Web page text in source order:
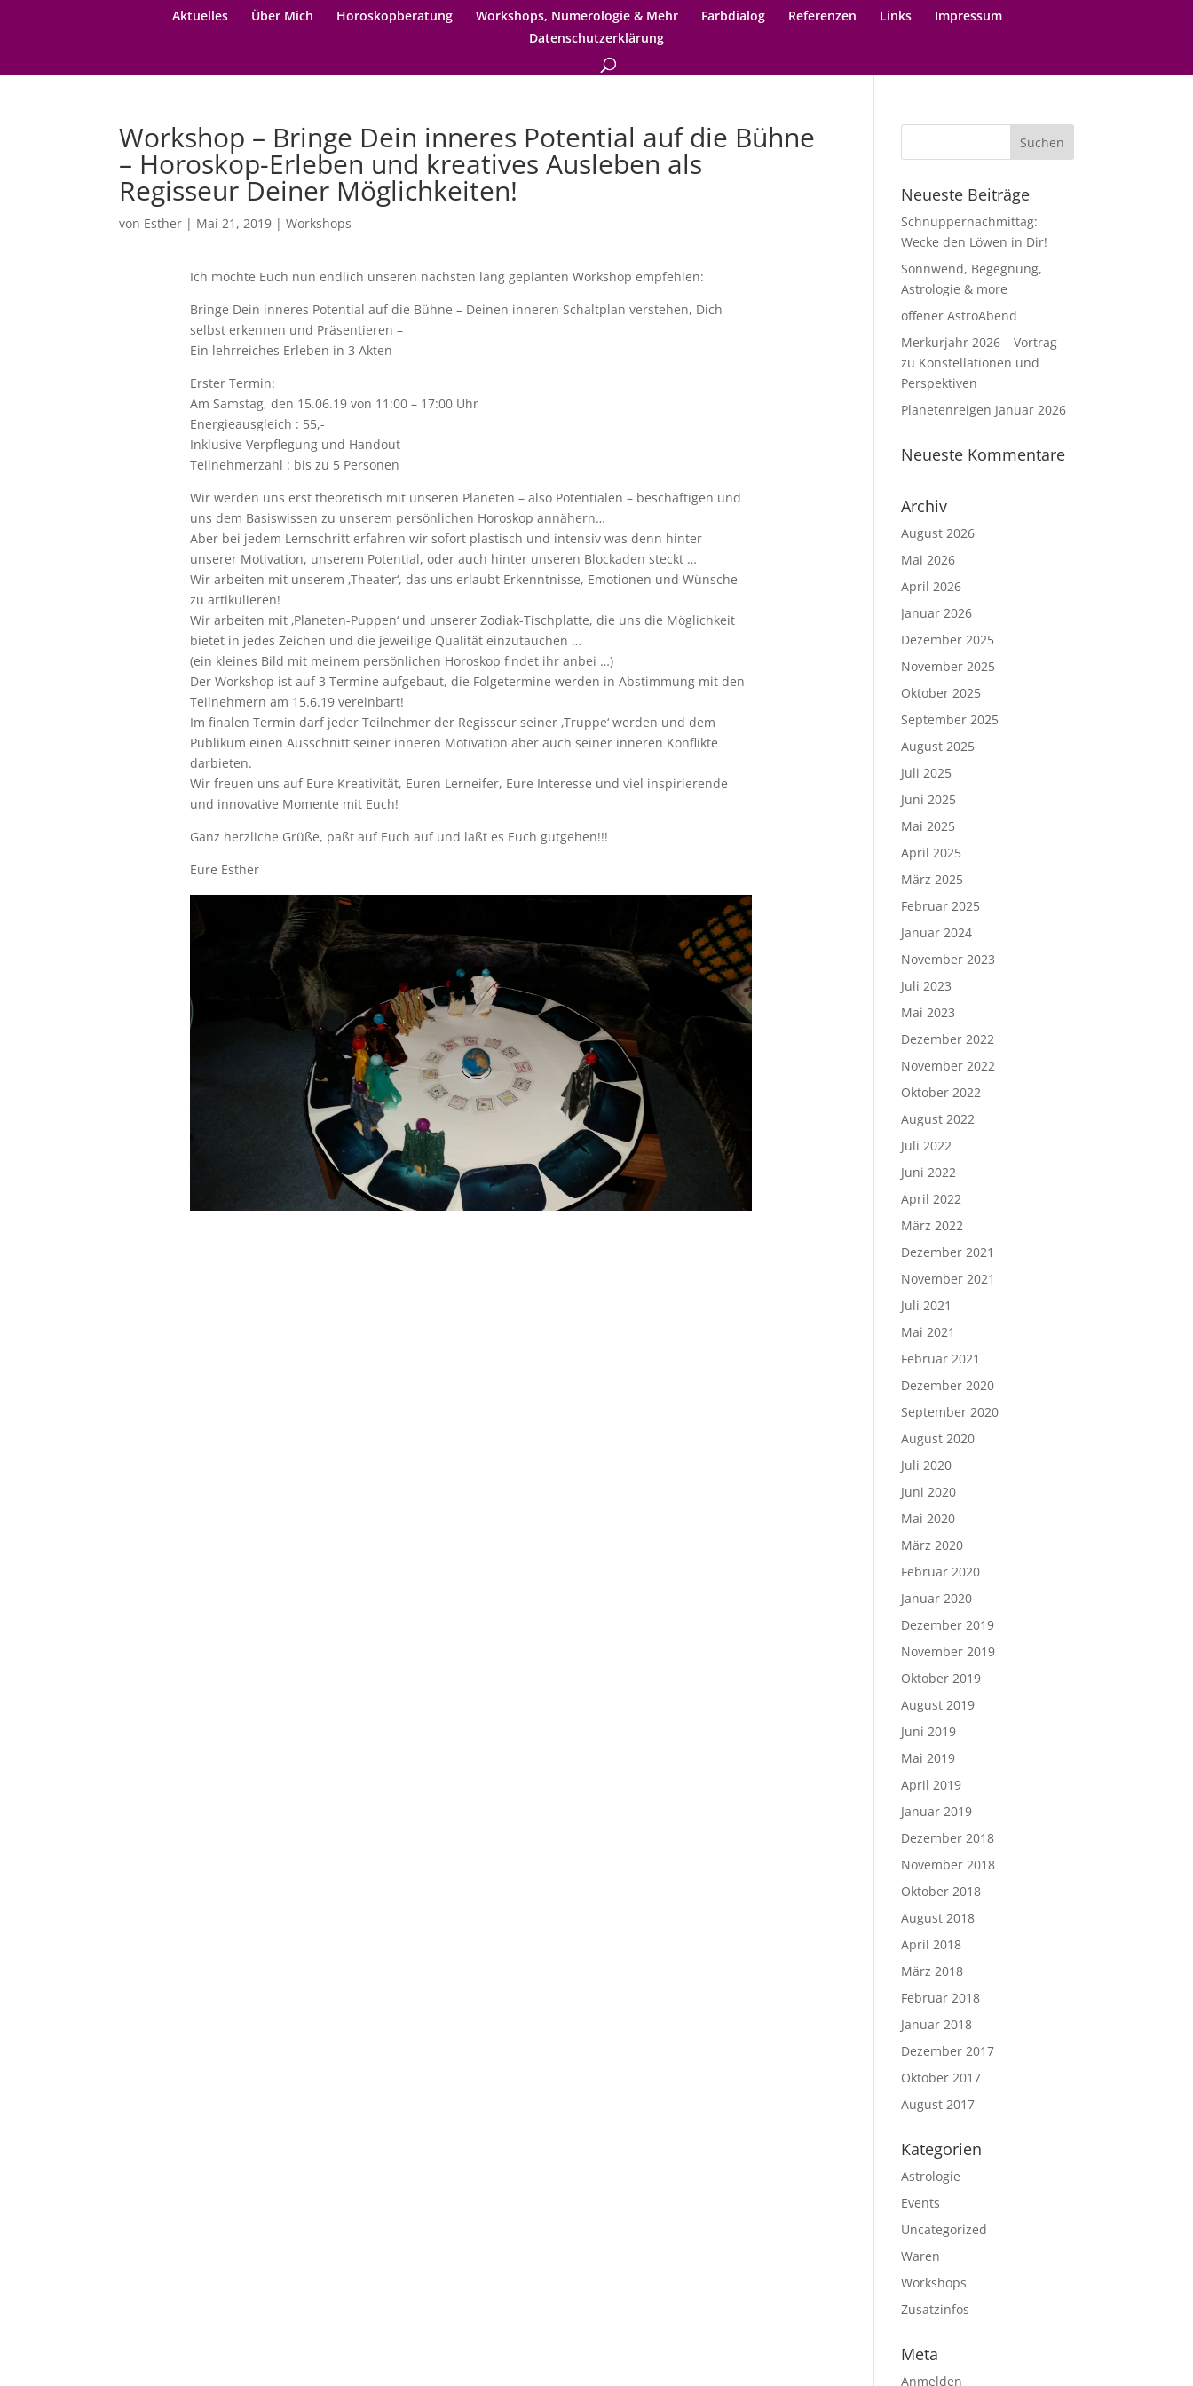
Aktuelles Über Mich Horoskopberatung Workshops, Numerologie & Mehr Farbdialog Referenzen Links
Impressum
Datenschutzerklärung
Workshop – Bringe Dein inneres Potential auf die Bühne
– Horoskop-Erleben und kreatives Ausleben als
Regisseur Deiner Möglichkeiten!
von Esther | Mai 21, 2019 |Workshops
Ich möchte Euch nun endlich unseren nächsten lang geplanten Workshop empfehlen:
Bringe Dein inneres Potential auf die Bühne – Deinen inneren Schaltplan verstehen, Dich
selbst erkennen und Präsentieren –
Ein lehrreiches Erleben in 3 Akten
Erster Termin:
Am Samstag, den 15.06.19 von 11:00 – 17:00 Uhr
Energieausgleich : 55,-
Inklusive Verpflegung und Handout
Teilnehmerzahl : bis zu 5 Personen
Wir werden uns erst theoretisch mit unseren Planeten – also Potentialen – beschäftigen und
uns dem Basiswissen zu unserem persönlichen Horoskop annähern…
Aber bei jedem Lernschritt erfahren wir sofort plastisch und intensiv was denn hinter
unserer Motivation, unserem Potential, oder auch hinter unseren Blockaden steckt …
Wir arbeiten mit unserem ‚Theater‘, das uns erlaubt Erkenntnisse, Emotionen und Wünsche
zu artikulieren!
Wir arbeiten mit ‚Planeten-Puppen‘ und unserer Zodiak-Tischplatte, die uns die Möglichkeit
bietet in jedes Zeichen und die jeweilige Qualität einzutauchen …
(ein kleines Bild mit meinem persönlichen Horoskop findet ihr anbei …)
Der Workshop ist auf 3 Termine aufgebaut, die Folgetermine werden in Abstimmung mit den
Teilnehmern am 15.6.19 vereinbart!
Im finalen Termin darf jeder Teilnehmer der Regisseur seiner ‚Truppe‘ werden und dem
Publikum einen Ausschnitt seiner inneren Motivation aber auch seiner inneren Konflikte
darbieten.
Wir freuen uns auf Eure Kreativität, Euren Lerneifer, Eure Interesse und viel inspirierende
und innovative Momente mit Euch!
Ganz herzliche Grüße, paßt auf Euch auf und laßt es Euch gutgehen!!!
Eure Esther
Neueste Beiträge
Schnuppernachmittag:
Wecke den Löwen in Dir!
Sonnwend, Begegnung,
Astrologie & more
offener AstroAbend
Merkurjahr 2026 – Vortrag
zu Konstellationen und
Perspektiven
Planetenreigen Januar 2026
Neueste Kommentare
Archiv
August 2026
Mai 2026
April 2026
Januar 2026
Dezember 2025
November 2025
Oktober 2025
September 2025
August 2025
Juli 2025
Juni 2025
Mai 2025
April 2025
März 2025
Februar 2025
Januar 2024
November 2023
Juli 2023
Mai 2023
Dezember 2022
November 2022
Oktober 2022
August 2022
Juli 2022
Juni 2022
April 2022
März 2022
Dezember 2021
November 2021
Juli 2021
Mai 2021
Februar 2021
Dezember 2020
September 2020
August 2020
Juli 2020
Juni 2020
Mai 2020
März 2020
Februar 2020
Januar 2020
Dezember 2019
November 2019
Oktober 2019
August 2019
Juni 2019
Mai 2019
April 2019
Januar 2019
Dezember 2018
November 2018
Oktober 2018
August 2018
April 2018
März 2018
Februar 2018
Januar 2018
Dezember 2017
Oktober 2017
August 2017
Kategorien
Astrologie
Events
Uncategorized
Waren
Workshops
Zusatzinfos
Meta
Anmelden